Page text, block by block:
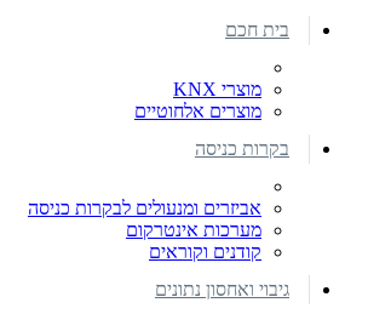
בית חכם
מוצרי KNX
מוצרים אלחוטיים
בקרות כניסה
אביזרים ומנעולים לבקרות כניסה
מערכות אינטרקום
קודנים וקוראים
גיבוי ואחסון נתונים